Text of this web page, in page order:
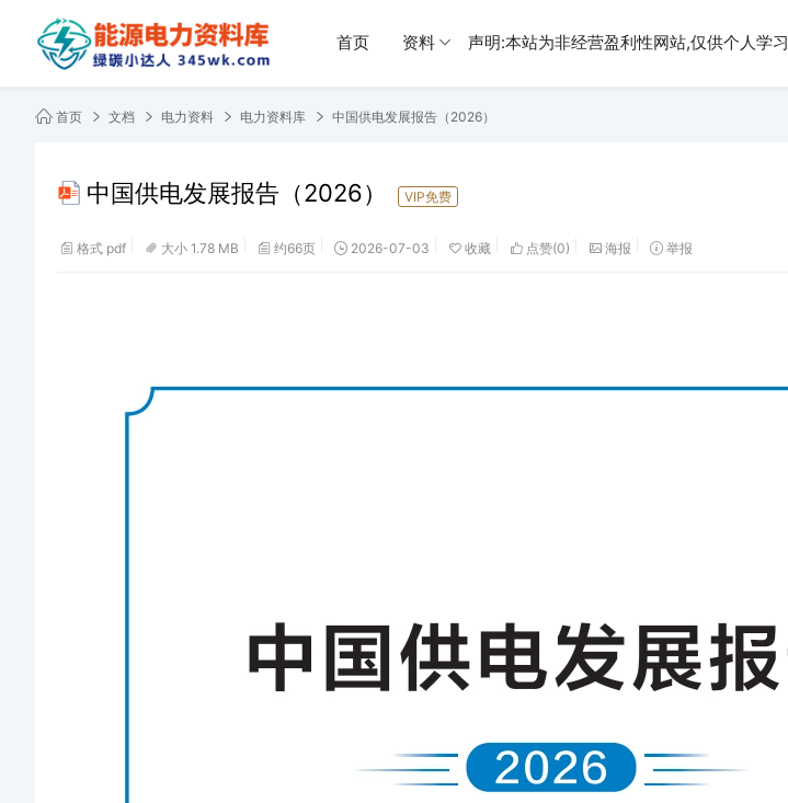
首页 资料 声明:本站为非经营盈利性网站,仅供个人学习
首页 文档 电力资料 电力资料库 中国供电发展报告（2026）
中国供电发展报告（2026） VIP免费
格式 pdf 大小 1.78 MB 约66页 2026-07-03 收藏 点赞(0) 海报 举报